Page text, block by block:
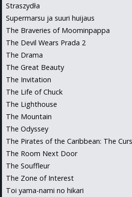
Straszydła
Supermarsu ja suuri huijaus
The Braveries of Moominpappa
The Devil Wears Prada 2
The Drama
The Great Beauty
The Invitation
The Life of Chuck
The Lighthouse
The Mountain
The Odyssey
The Pirates of the Caribbean: The
The Room Next Door
The Souffleur
The Zone of Interest
Toi yama-nami no hikari